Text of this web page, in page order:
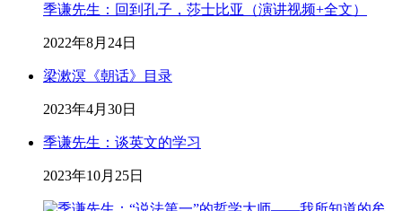
季谦先生：回到孔子，莎士比亚（演讲视频+全文）
2022年8月24日
梁漱溟《朝话》目录
2023年4月30日
季谦先生：谈英文的学习
2023年10月25日